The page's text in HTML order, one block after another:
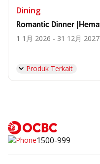
Dining
Romantic Dinner
1 1月 2026 - 31 12月 2027
Produk Terkait
1500-999